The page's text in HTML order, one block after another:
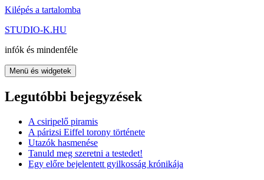
Kilépés a tartalomba
STUDIO-K.HU
infók és mindenféle
Menü és widgetek
Legutóbbi bejegyzések
A csiripelő piramis
A párizsi Eiffel torony története
Utazók hasmenése
Tanuld meg szeretni a testedet!
Egy előre bejelentett gyilkosság krónikája